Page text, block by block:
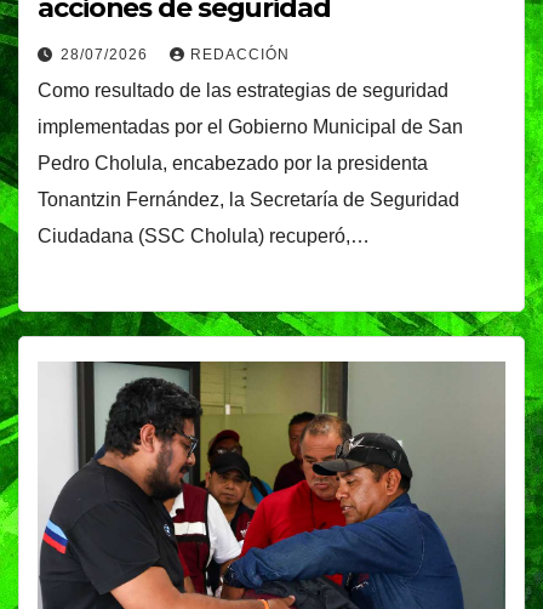
acciones de seguridad
28/07/2026 REDACCIÓN
Como resultado de las estrategias de seguridad
implementadas por el Gobierno Municipal de San
Pedro Cholula, encabezado por la presidenta
Tonantzin Fernández, la Secretaría de Seguridad
Ciudadana (SSC Cholula) recuperó,…